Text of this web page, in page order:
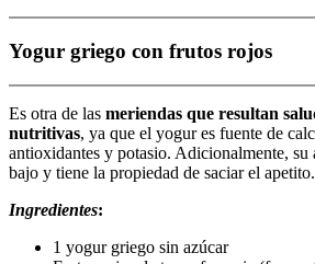
Yogur griego con frutos rojos
Es otra de las meriendas que resultan
nutritivas, ya que el yogur es fuente de
antioxidantes y potasio. Adicionalmente, su
bajo y tiene la propiedad de saciar el apetito.
Ingredientes:
1 yogur griego sin azúcar